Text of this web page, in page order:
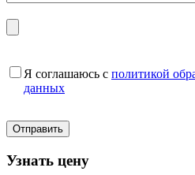
Я соглашаюсь с политикой
данных
Узнать цену